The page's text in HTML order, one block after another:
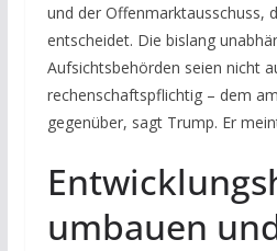
und der Offenmarktausschuss,
entscheidet. Die bislang
Aufsichtsbehörden seien nicht
rechenschaftspflichtig – dem
gegenüber, sagt Trump. Er
umbauen